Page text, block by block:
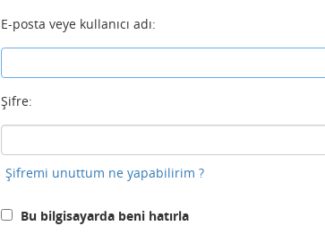
E-posta veye kullanıcı adı:
Şifre:
Şifremi unuttum ne yapabilirim ?
Bu bilgisayarda beni hatırla